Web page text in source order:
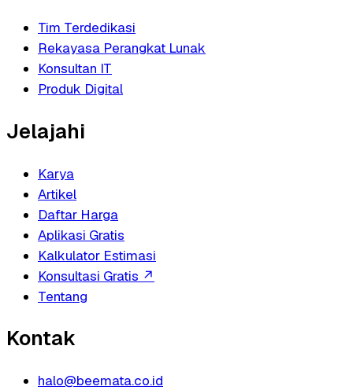
Tim Terdedikasi
Rekayasa Perangkat Lunak
Konsultan IT
Produk Digital
Jelajahi
Karya
Artikel
Daftar Harga
Aplikasi Gratis
Kalkulator Estimasi
Konsultasi Gratis ↗
Tentang
Kontak
halo@beemata.co.id